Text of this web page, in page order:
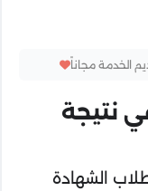
الخدمة مجاناً
نتيجة
الشهادة